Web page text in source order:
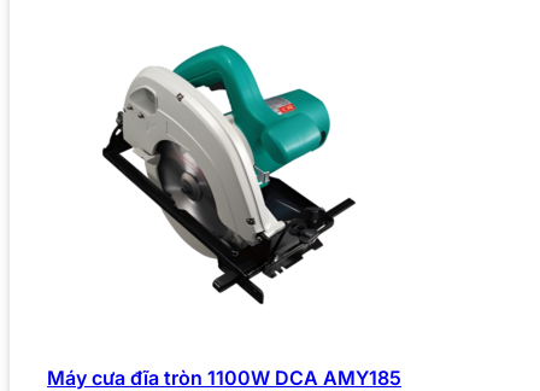
Máy cưa đĩa tròn 1100W DCA AMY185